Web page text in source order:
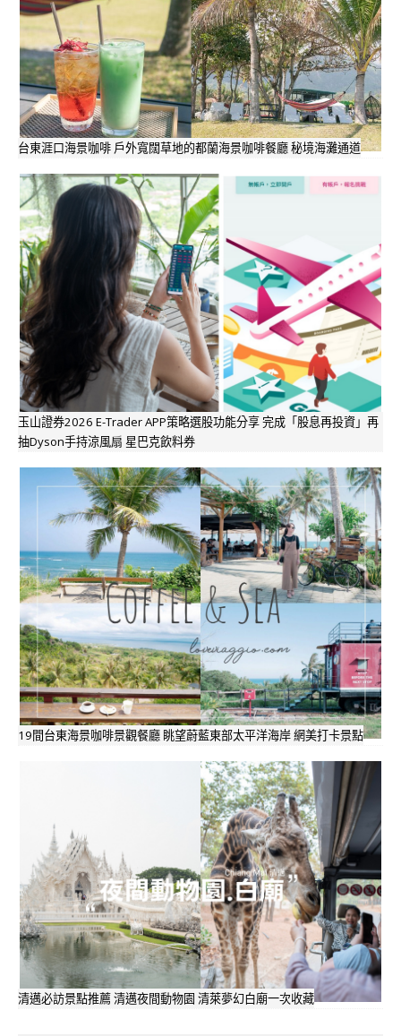
台東涯口海景咖啡 戶外寬闊草地的都蘭海景咖啡餐廳 秘境海灘通道
玉山證券2026 E-Trader APP策略選股功能分享 完成「股息再投資」再
抽Dyson手持涼風扇 星巴克飲料券
19間台東海景咖啡景觀餐廳 眺望蔚藍東部太平洋海岸 網美打卡景點
清邁必訪景點推薦 清邁夜間動物園 清萊夢幻白廟一次收藏